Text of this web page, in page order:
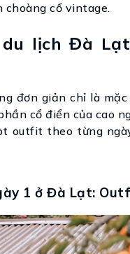
cổ vintage.
lịch Đà
đơn giản chỉ là
cổ điển của cao
outfit theo từng
1 ở Đà Lạt: